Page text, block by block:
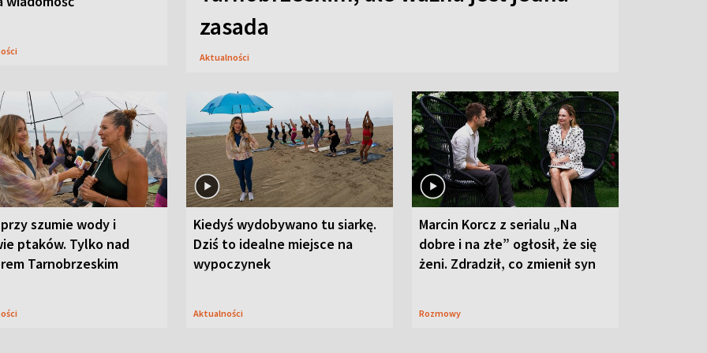
zasada
Aktualności
szumie wody i
ptaków. Tylko nad
Tarnobrzeskim
Kiedyś wydobywano tu siarkę.
Dziś to idealne miejsce na
wypoczynek
Aktualności
Marcin Korcz z serialu „Na
dobre i na złe” ogłosił, że się
żeni. Zdradził, co zmienił syn
Rozmowy